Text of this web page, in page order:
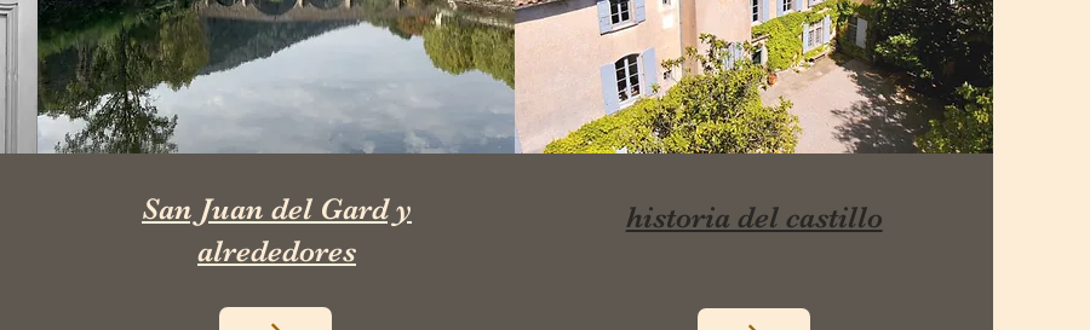
San Juan del Gard y
alrededores
historia del castillo